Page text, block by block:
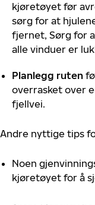
kjøretøyet før
sørg for at
fjernet, Sørg for
alle vinduer er
Planlegg ruten
overrasket over
fjellvei.
Andre nyttige tips
Noen
kjøretøyet for å